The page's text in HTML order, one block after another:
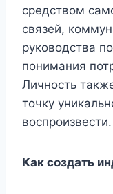
средством
связей,
руководства
понимания
Личность
точку
воспроизвести.
Как создать